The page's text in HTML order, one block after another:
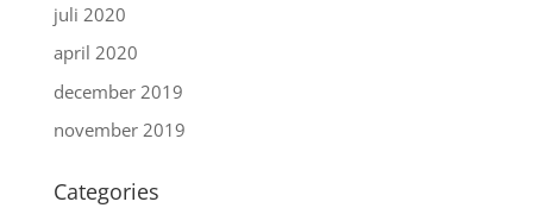
juli 2020
april 2020
december 2019
november 2019
Categories